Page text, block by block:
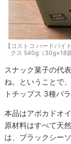
【コストコ ハードバ
クス 540g（30g×18
スナック菓子の代
ね。ということで
トチップス 3種バ
本品はアボカドオ
原材料はすべて天
は、ブラックシー